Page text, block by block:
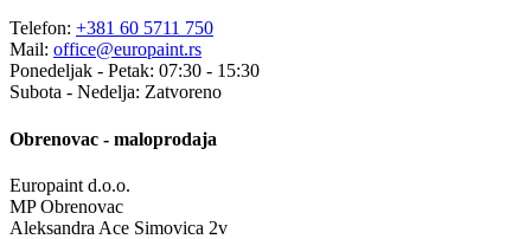
Telefon: +381 60 5711 750
Mail: office@europaint.rs
Ponedeljak - Petak: 07:30 - 15:30
Subota - Nedelja: Zatvoreno
Obrenovac - maloprodaja
Europaint d.o.o.
MP Obrenovac
Aleksandra Ace Simovica 2v